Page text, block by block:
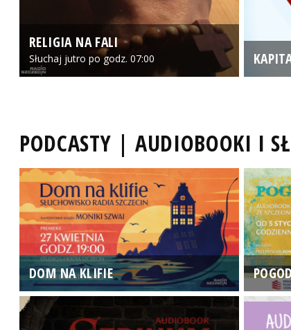
RELIGIA NA FALI
Słuchaj jutro po godz. 07:00
PODCASTY | AUDIOBOOKI I
DOM NA KLIFIE